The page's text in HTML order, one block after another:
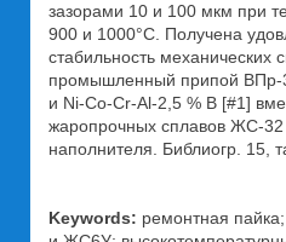
зазорами 10 и 100 мкм при
900 и 1000°С. Получена
стабильность механических
промышленный припой ВПр-
и Ni-Co-Cr-Al-2,5 % B [#1]
жаропрочных сплавов ЖС-32
наполнителя. Библиогр. 15,
Keywords: ремонтная